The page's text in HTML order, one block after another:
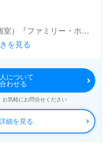
室）『ファミリー・ホス
リー・ホスピス株式会社
者様"を対象としたホス
川県、愛知県、京都府、
います。ご家族様から＊
。新規オープン施設も
を見る
細を見る
について
わせる
お気軽にお問合せください